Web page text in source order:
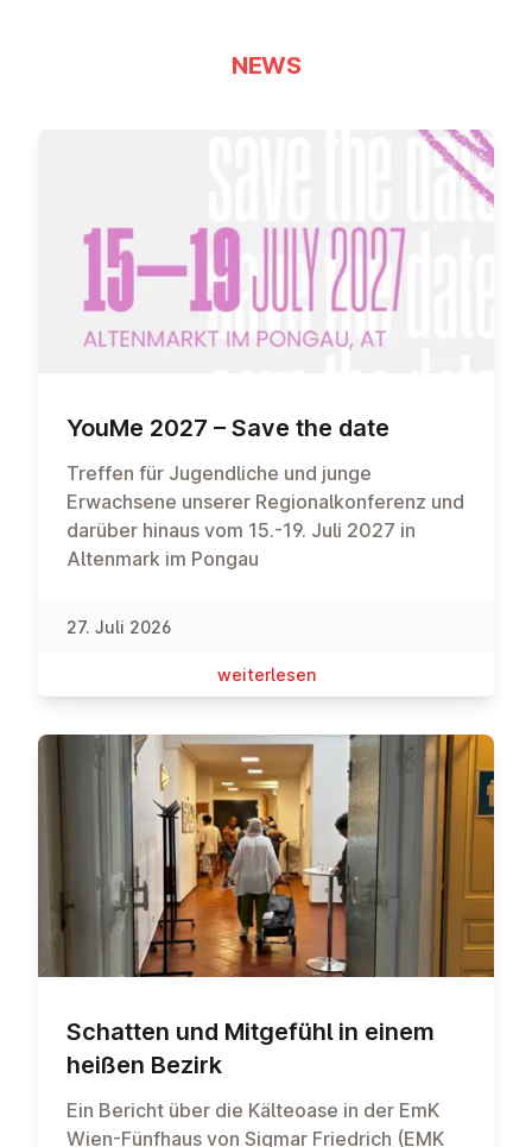
NEWS
YouMe 2027 – Save the date
Treffen für Jugendliche und junge
Erwachsene unserer Regionalkonferenz und
darüber hinaus vom 15.-19. Juli 2027 in
Altenmark im Pongau
27. Juli 2026
wei­ter­le­sen
Schatten und Mitgefühl in einem
heißen Bezirk
Ein Bericht über die Kälteoase in der EmK
Wien-Fünfhaus von Sigmar Friedrich (EMK